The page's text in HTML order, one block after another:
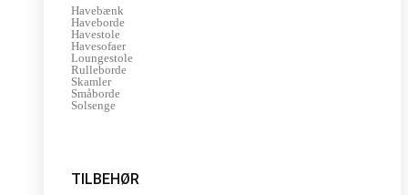
Havebænk
Haveborde
Havestole
Havesofaer
Loungestole
Rulleborde
Skamler
Småborde
Solsenge
TILBEHØR